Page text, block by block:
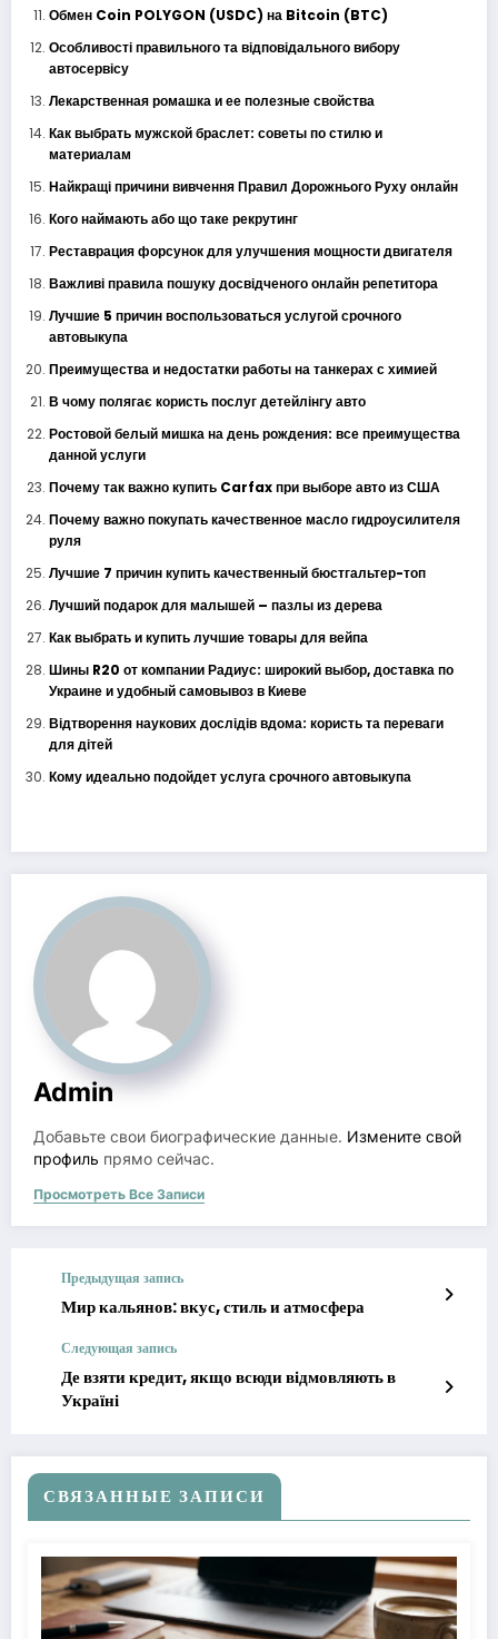
Обмен Coin POLYGON (USDC) на Bitcoin (BTC)
Особливості правильного та відповідального вибору
автосервісу
Лекарственная ромашка и ее полезные свойства
Как выбрать мужской браслет: советы по стилю и
материалам
Найкращі причини вивчення Правил Дорожнього Руху онлайн
Кого наймають або що таке рекрутинг
Реставрация форсунок для улучшения мощности двигателя
Важливі правила пошуку досвідченого онлайн репетитора
Лучшие 5 причин воспользоваться услугой срочного
автовыкупа
Преимущества и недостатки работы на танкерах с химией
В чому полягає користь послуг детейлінгу авто
Ростовой белый мишка на день рождения: все преимущества
данной услуги
Почему так важно купить Carfax при выборе авто из США
Почему важно покупать качественное масло гидроусилителя
руля
Лучшие 7 причин купить качественный бюстгальтер-топ
Лучший подарок для малышей – пазлы из дерева
Как выбрать и купить лучшие товары для вейпа
Шины R20 от компании Радиус: широкий выбор, доставка по
Украине и удобный самовывоз в Киеве
Відтворення наукових дослідів вдома: користь та переваги
для дітей
Кому идеально подойдет услуга срочного автовыкупа
Admin
Добавьте свои биографические данные. Измените свой
профиль прямо сейчас.
Просмотреть Все Записи
Предыдущая запись
Мир кальянов: вкус, стиль и атмосфера
Следующая запись
Де взяти кредит, якщо всюди відмовляють в
Україні
СВЯЗАННЫЕ ЗАПИСИ